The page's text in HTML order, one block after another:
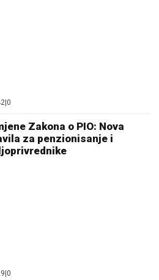
0
Zakona o PIO: Nova
za penzionisanje i
0